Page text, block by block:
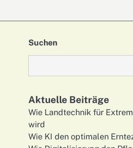
Suchen
Aktuelle Beiträge
Wie Landtechnik für
wird
Wie KI den optimalen